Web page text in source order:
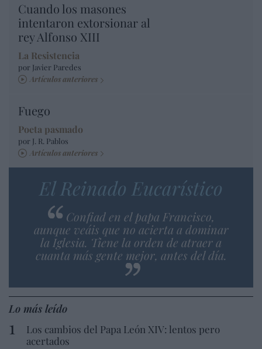
Cuando los masones
intentaron extorsionar al
rey Alfonso XIII
La Resistencia
por Javier Paredes
Artículos anteriores
Fuego
Poeta pasmado
por J. R. Pablos
Artículos anteriores
El Reinado Eucarístico
Confiad en el papa Francisco,
aunque veáis que no acierta a dominar
la Iglesia. Tiene la orden de atraer a
cuanta más gente mejor, antes del día.
Lo más leído
Los cambios del Papa León XIV: lentos pero
acertados